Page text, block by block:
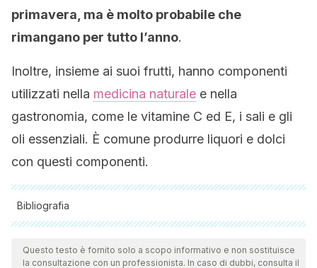
primavera, ma è molto probabile che
rimangano per tutto l’anno.
Inoltre, insieme ai suoi frutti, hanno componenti
utilizzati nella medicina naturale e nella
gastronomia, come le vitamine C ed E, i sali e gli
oli essenziali. È comune produrre liquori e dolci
con questi componenti.
Bibliografia
Tutte le fonti citate sono state esaminate a fondo dal nostro
team per garantirne la qualità, l'affidabilità, l'attualità e la
Questo testo è fornito solo a scopo informativo e non sostituisce
la consultazione con un professionista. In caso di dubbi, consulta il